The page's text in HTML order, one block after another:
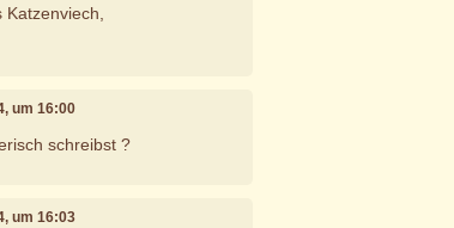
Katzenviech,
um 16:00
schreibst ?
um 16:03